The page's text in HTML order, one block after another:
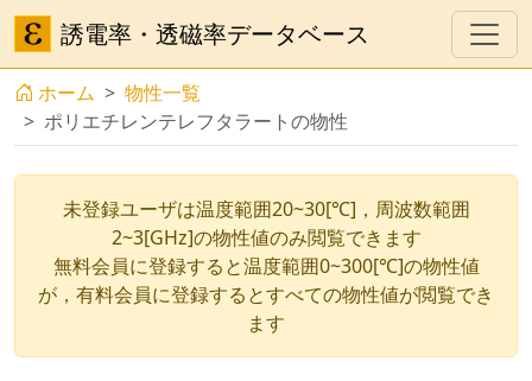
誘電率・透磁率データベース
ホーム
物性一覧
ポリエチレンテレフタラートの物性
未登録ユーザは温度範囲20~30[℃]，周波数範囲
2~3[GHz]の物性値のみ閲覧できます
無料会員に登録すると温度範囲0~300[℃]の物性値
が，有料会員に登録するとすべての物性値が閲覧でき
ます